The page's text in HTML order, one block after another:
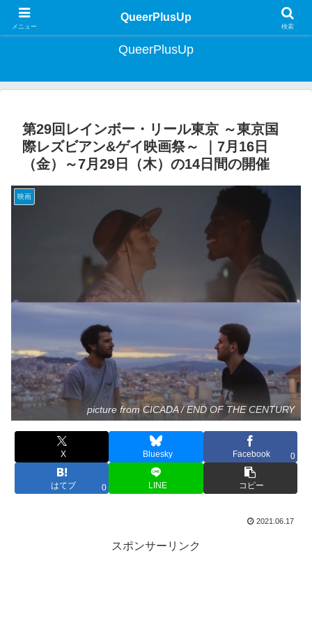
クィア・ライフスタイルマガジン | Lifestyle Magazine for Queer Japan
QueerPlusUp
第29回レインボー・リール東京 ～東京国
際レズビアン&ゲイ映画祭～ ｜7月16日
（金）～7月29日（木）の14日間の開催
映画
picture from CICADA / END OF THE CENTURY
X Bluesky Facebook 0
はてブ 0 LINE コピー
2021.06.17
スポンサーリンク
メニュー
QueerPlusUp
検索